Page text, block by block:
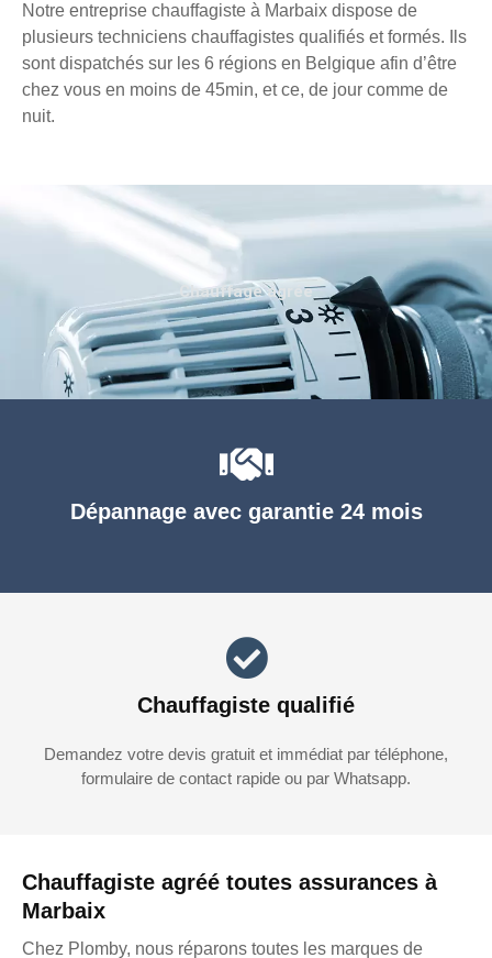
Notre entreprise chauffagiste à Marbaix dispose de
plusieurs techniciens chauffagistes qualifiés et formés. Ils
sont dispatchés sur les 6 régions en Belgique afin d’être
chez vous en moins de 45min, et ce, de jour comme de
nuit.
Chauffagiste agréé toutes assurances à
Marbaix
Chez Plomby, nous réparons toutes les marques de
Dépannage avec garantie 24 mois
Chauffagiste qualifié
Demandez votre devis gratuit et immédiat par téléphone,
formulaire de contact rapide ou par Whatsapp.
Chauffage agréé